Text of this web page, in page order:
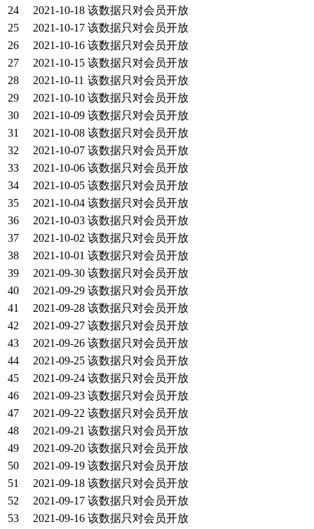
24
2021-10-18 该数据只对会员开放
25
2021-10-17 该数据只对会员开放
26
2021-10-16 该数据只对会员开放
27
2021-10-15 该数据只对会员开放
28
2021-10-11 该数据只对会员开放
29
2021-10-10 该数据只对会员开放
30
2021-10-09 该数据只对会员开放
31
2021-10-08 该数据只对会员开放
32
2021-10-07 该数据只对会员开放
33
2021-10-06 该数据只对会员开放
34
2021-10-05 该数据只对会员开放
35
2021-10-04 该数据只对会员开放
36
2021-10-03 该数据只对会员开放
37
2021-10-02 该数据只对会员开放
38
2021-10-01 该数据只对会员开放
39
2021-09-30 该数据只对会员开放
40
2021-09-29 该数据只对会员开放
41
2021-09-28 该数据只对会员开放
42
2021-09-27 该数据只对会员开放
43
2021-09-26 该数据只对会员开放
44
2021-09-25 该数据只对会员开放
45
2021-09-24 该数据只对会员开放
46
2021-09-23 该数据只对会员开放
47
2021-09-22 该数据只对会员开放
48
2021-09-21 该数据只对会员开放
49
2021-09-20 该数据只对会员开放
50
2021-09-19 该数据只对会员开放
51
2021-09-18 该数据只对会员开放
52
2021-09-17 该数据只对会员开放
53
2021-09-16 该数据只对会员开放